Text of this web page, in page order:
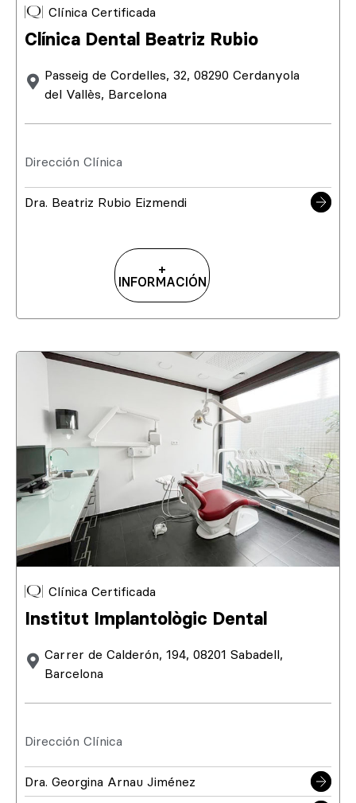
Clínica Certificada
Clínica Dental Beatriz Rubio
Passeig de Cordelles, 32, 08290 Cerdanyola
del Vallès, Barcelona
Dirección Clínica
Dra. Beatriz Rubio Eizmendi
+
INFORMACIÓN
Clínica Certificada
Institut Implantològic Dental
Carrer de Calderón, 194, 08201 Sabadell,
Barcelona
Dirección Clínica
Dra. Georgina Arnau Jiménez